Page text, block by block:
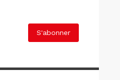
S'abonner